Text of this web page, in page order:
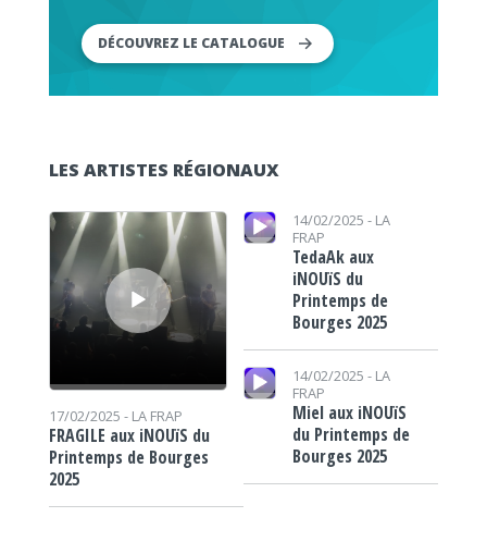
DÉCOUVREZ LE CATALOGUE
LES ARTISTES RÉGIONAUX
Lecteur audio
17/02/2025 - LA FRAP
FRAGILE aux iNOUïS du
Printemps de Bourges
2025
Lecteur audio 14/02/2025 - LA
FRAP
TedaAk aux
iNOUïS du
Printemps de
Bourges 2025
Lecteur audio
14/02/2025 - LA
FRAP
Miel aux iNOUïS
du Printemps de
Bourges 2025